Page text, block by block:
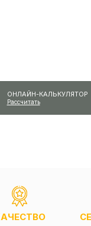
ОНЛАЙН-КАЛЬКУЛЯТОР
Рассчитать